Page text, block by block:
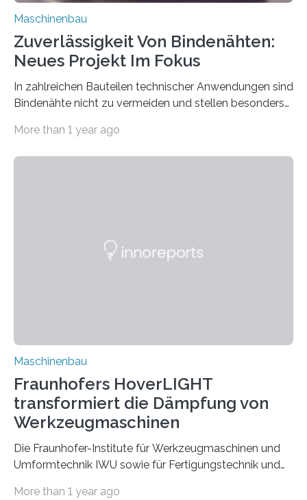
Maschinenbau
Zuverlässigkeit Von Bindenähten:
Neues Projekt Im Fokus
In zahlreichen Bauteilen technischer Anwendungen sind
Bindenähte nicht zu vermeiden und stellen besonders
Matrixmaterials eine große Herausforderung dar.
Durch den verstärkten Einsatz von Rezyklaten
More than 1 year ago
Maschinenbau
Fraunhofers HoverLIGHT
transformiert die Dämpfung von
Werkzeugmaschinen
Die Fraunhofer-Institute für Werkzeugmaschinen und
Umformtechnik IWU sowie für Fertigungstechnik und
Durchbruch in der Materialforschung erzielt: Der
More than 1 year ago